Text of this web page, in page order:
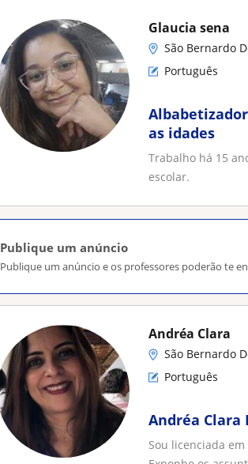
Glaucia sena
São Bernardo
Português
as idades
Trabalho há 15
escolar.
Publique um anúncio
Publique um anúncio e os professores poderão te
Andréa Clara
São Bernardo
Português
Andréa Clara
Sou licenciada